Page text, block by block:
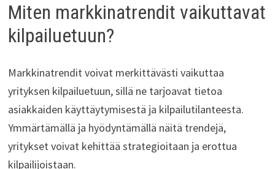
Miten markkinatrendit vaikuttavat
kilpailuetuun?
Markkinatrendit voivat merkittävästi vaikuttaa
yrityksen kilpailuetuun, sillä ne tarjoavat tietoa
asiakkaiden käyttäytymisestä ja kilpailutilanteesta.
Ymmärtämällä ja hyödyntämällä näitä trendejä,
yritykset voivat kehittää strategioitaan ja erottua
kilpailijoistaan.